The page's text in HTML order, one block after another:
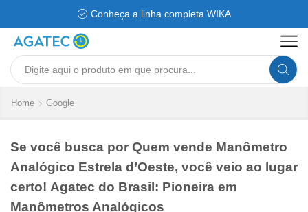
Conheça a linha completa WIKA
Search
Home Google
Se você busca por Quem vende Manômetro
Analógico Estrela d’Oeste, você veio ao lugar
certo! Agatec do Brasil: Pioneira em
Manômetros Analógicos